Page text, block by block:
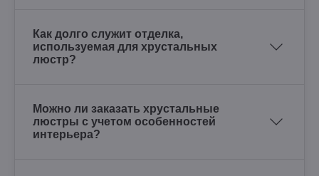
Как долго служит отделка,
используемая для хрустальных
люстр?
Можно ли заказать хрустальные
люстры с учетом особенностей
интерьера?